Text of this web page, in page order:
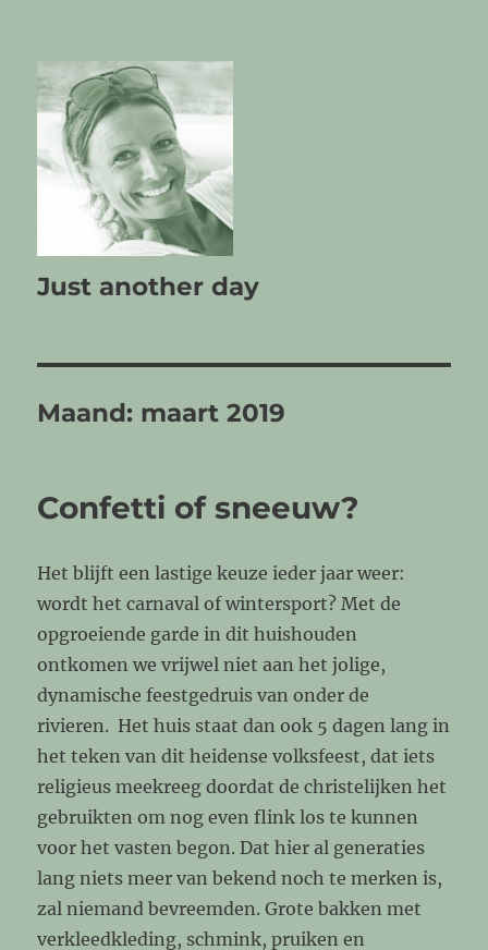
Just another day
Maand: maart 2019
Confetti of sneeuw?
Het blijft een lastige keuze ieder jaar weer:
wordt het carnaval of wintersport? Met de
opgroeiende garde in dit huishouden
ontkomen we vrijwel niet aan het jolige,
dynamische feestgedruis van onder de
rivieren. Het huis staat dan ook 5 dagen lang in
het teken van dit heidense volksfeest, dat iets
religieus meekreeg doordat de christelijken het
gebruikten om nog even flink los te kunnen
voor het vasten begon. Dat hier al generaties
lang niets meer van bekend noch te merken is,
zal niemand bevreemden. Grote bakken met
verkleedkleding, schmink, pruiken en